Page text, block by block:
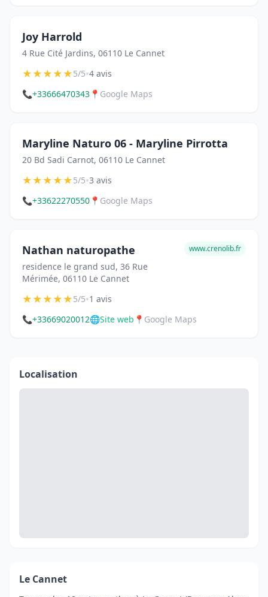
Joy Harrold
4 Rue Cité Jardins, 06110 Le Cannet
★★★★★5/5•4 avis
📞+33666470343 📍 Google Maps
Maryline Naturo 06 - Maryline Pirrotta
20 Bd Sadi Carnot, 06110 Le Cannet
★★★★★5/5•3 avis
📞+33622270550 📍 Google Maps
Nathan naturopathe
residence le grand sud, 36 Rue
Mérimée, 06110 Le Cannet
www.crenolib.fr
★★★★★5/5•1 avis
📞+33669020012🌐Site web 📍 Google Maps
Localisation
Le Cannet